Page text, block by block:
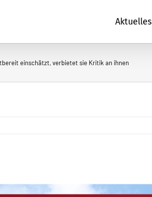
Aktuelles
einschätzt, verbietet sie Kritik an ihnen